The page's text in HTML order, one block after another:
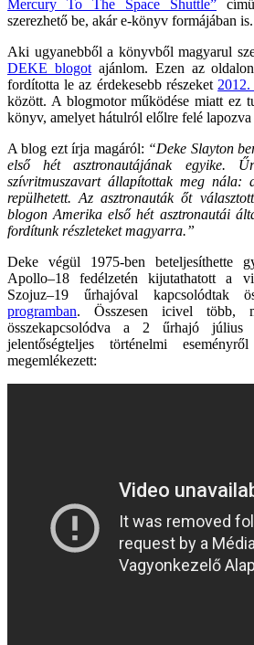
Mercury To The Space Shuttle”
szerezhető be, akár e-könyv formájában is.
Aki ugyanebből a könyvből magyarul
DEKE blogotajánlom. Ezen az
fordította le az érdekesebb részeket 2012.
között. A blogmotor működése miatt ez
könyv, amelyet hátulról előlre felé
A blog ezt írja magáról: “Deke Slayton
első hét asztronautájának egyike.
szívritmuszavart állapítottak meg nála:
repülhetett. Az asztronauták őt
blogon Amerika első hét asztronautái
fordítunk részleteket magyarra.”
Deke végül 1975-ben beteljesíthette
Apollo–18 fedélzetén kijutathatott a
Szojuz–19 űrhajóval kapcsolódtak
programban. Összesen icivel
összekapcsolódva a 2 űrhajó
jelentőségteljes történelmi
megemlékezett: